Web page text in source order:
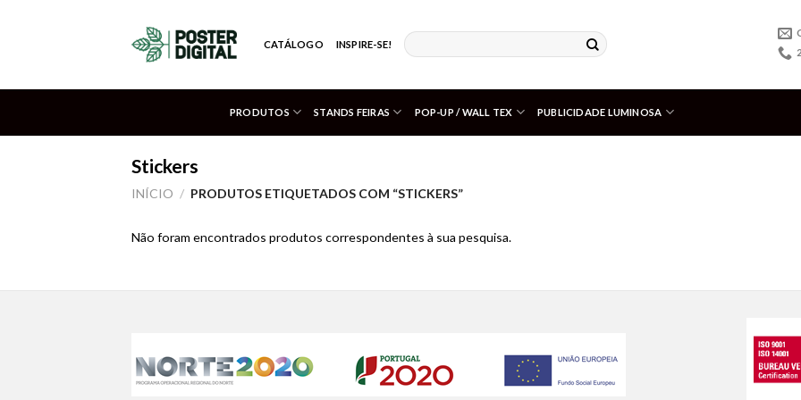
CATÁLOGO INSPIRE-SE!
PRODUTOS STANDS FEIRAS POP-UP / WALL TEX PUBLICIDADE LUMINOSA
Stickers
INÍCIO / PRODUTOS ETIQUETADOS COM “STICKERS”
Não foram encontrados produtos correspondentes à sua pesquisa.